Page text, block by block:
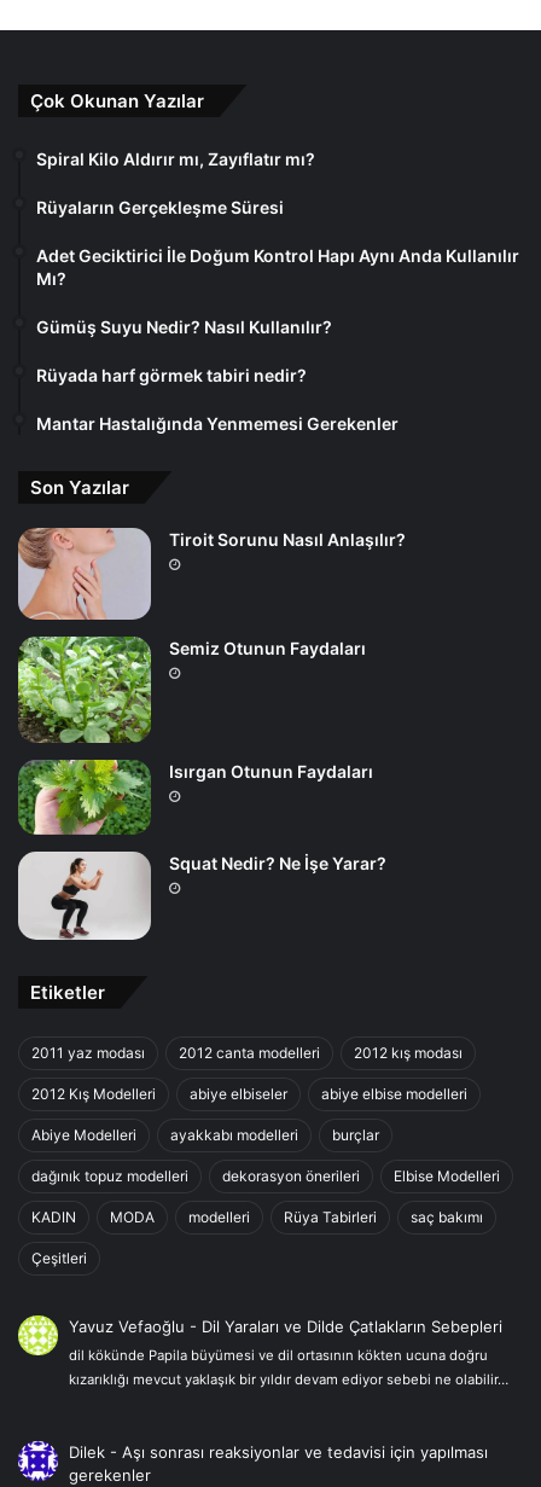
Çok Okunan Yazılar
Spiral Kilo Aldırır mı, Zayıflatır mı?
Rüyaların Gerçekleşme Süresi
Adet Geciktirici İle Doğum Kontrol Hapı Aynı Anda Kullanılır
Mı?
Gümüş Suyu Nedir? Nasıl Kullanılır?
Rüyada harf görmek tabiri nedir?
Mantar Hastalığında Yenmemesi Gerekenler
Son Yazılar
Tiroit Sorunu Nasıl Anlaşılır?
Semiz Otunun Faydaları
Isırgan Otunun Faydaları
Squat Nedir? Ne İşe Yarar?
Etiketler
2011 yaz modası 2012 canta modelleri 2012 kış modası
2012 Kış Modelleri abiye elbiseler abiye elbise modelleri
Abiye Modelleri ayakkabı modelleri burçlar
dağınık topuz modelleri dekorasyon önerileri Elbise Modelleri
KADIN MODA modelleri Rüya Tabirleri saç bakımı
Çeşitleri
Yavuz Vefaoğlu - Dil Yaraları ve Dilde Çatlakların Sebepleri
dil kökünde Papila büyümesi ve dil ortasının kökten ucuna doğru
kızarıklığı mevcut yaklaşık bir yıldır devam ediyor sebebi ne olabilir…
Dilek -Aşı sonrası reaksiyonlar ve tedavisi için yapılması
gerekenler